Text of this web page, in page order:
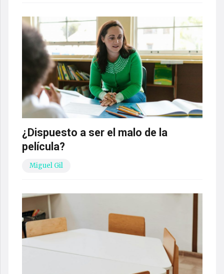
¿Dispuesto a ser el malo de la
película?
Miguel Gil